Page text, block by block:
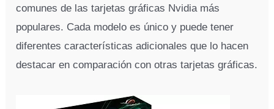
comunes de las tarjetas gráficas Nvidia más
populares. Cada modelo es único y puede tener
diferentes características adicionales que lo hacen
destacar en comparación con otras tarjetas gráficas.